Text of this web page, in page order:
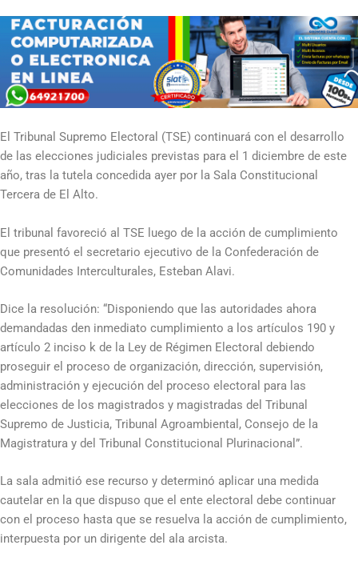
El Tribunal Supremo Electoral (TSE) continuará con el desarrollo
de las elecciones judiciales previstas para el 1 diciembre de este
año, tras la tutela concedida ayer por la Sala Constitucional
Tercera de El Alto.
El tribunal favoreció al TSE luego de la acción de cumplimiento
que presentó el secretario ejecutivo de la Confederación de
Comunidades Interculturales, Esteban Alavi.
Dice la resolución: “Disponiendo que las autoridades ahora
demandadas den inmediato cumplimiento a los artículos 190 y
artículo 2 inciso k de la Ley de Régimen Electoral debiendo
proseguir el proceso de organización, dirección, supervisión,
administración y ejecución del proceso electoral para las
elecciones de los magistrados y magistradas del Tribunal
Supremo de Justicia, Tribunal Agroambiental, Consejo de la
Magistratura y del Tribunal Constitucional Plurinacional”.
La sala admitió ese recurso y determinó aplicar una medida
cautelar en la que dispuso que el ente electoral debe continuar
con el proceso hasta que se resuelva la acción de cumplimiento,
interpuesta por un dirigente del ala arcista.